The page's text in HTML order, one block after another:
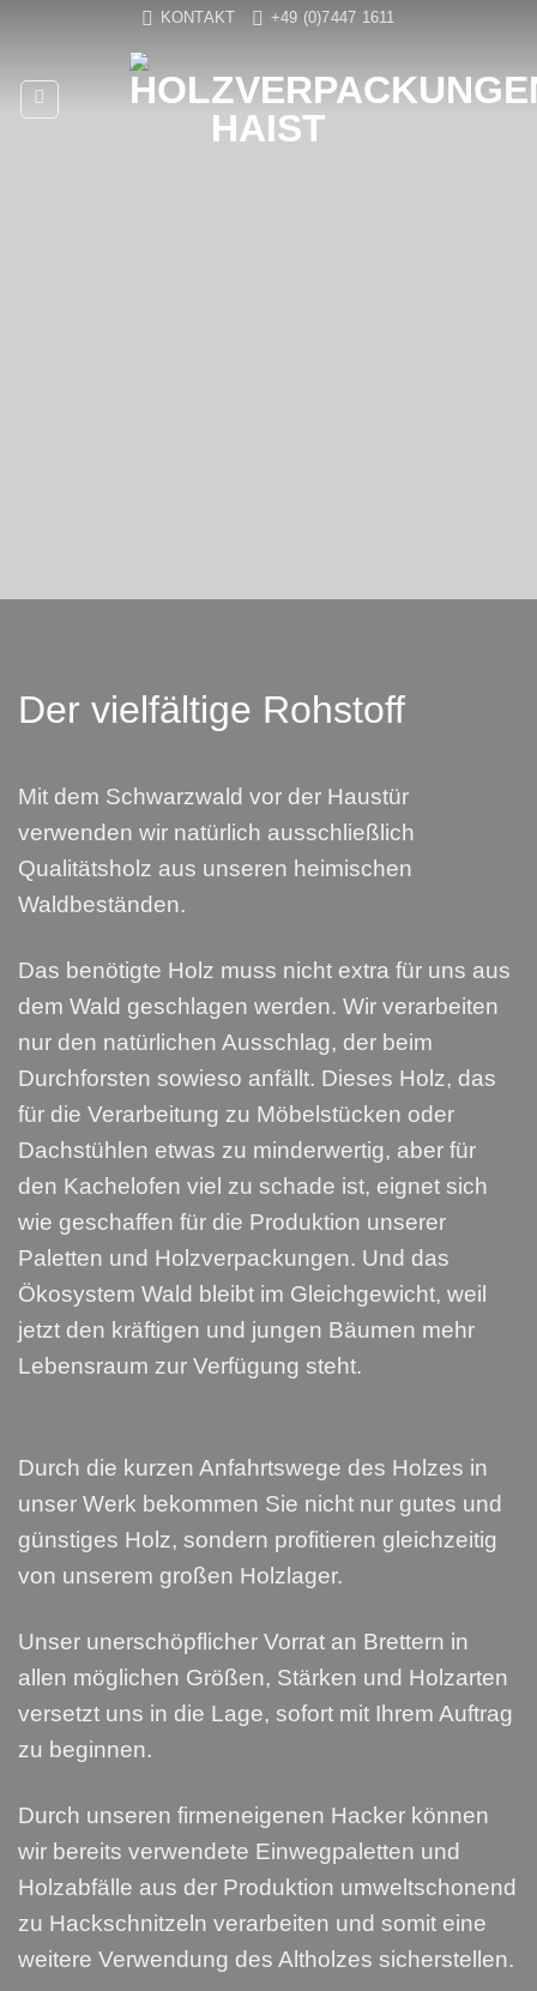
KONTAKT +49 (0)7447 1611
Der vielfältige Rohstoff
Mit dem Schwarzwald vor der Haustür
verwenden wir natürlich ausschließlich
Qualitätsholz aus unseren heimischen
Waldbeständen.
Das benötigte Holz muss nicht extra für uns aus
dem Wald geschlagen werden. Wir verarbeiten
nur den natürlichen Ausschlag, der beim
Durchforsten sowieso anfällt. Dieses Holz, das
für die Verarbeitung zu Möbelstücken oder
Dachstühlen etwas zu minderwertig, aber für
den Kachelofen viel zu schade ist, eignet sich
wie geschaffen für die Produktion unserer
Paletten und Holzverpackungen. Und das
Ökosystem Wald bleibt im Gleichgewicht, weil
jetzt den kräftigen und jungen Bäumen mehr
Lebensraum zur Verfügung steht.
Durch die kurzen Anfahrtswege des Holzes in
unser Werk bekommen Sie nicht nur gutes und
günstiges Holz, sondern profitieren gleichzeitig
von unserem großen Holzlager.
Unser unerschöpflicher Vorrat an Brettern in
allen möglichen Größen, Stärken und Holzarten
versetzt uns in die Lage, sofort mit Ihrem Auftrag
zu beginnen.
Durch unseren firmeneigenen Hacker können
wir bereits verwendete Einwegpaletten und
Holzabfälle aus der Produktion umweltschonend
zu Hackschnitzeln verarbeiten und somit eine
weitere Verwendung des Altholzes sicherstellen.